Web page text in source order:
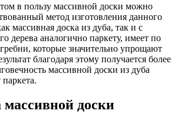
в пользу массивной доски можно
метод изготовления данного
массивная доска из дуба, так и с
дерева аналогично паркету, имеет по
которые значительно упрощают
благодаря этому получается более
массивной доски из дуба
массивной доски